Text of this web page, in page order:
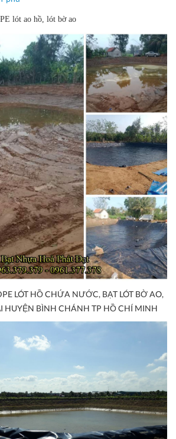
lót ao hồ, lót bờ ao
LÓT HỒ CHỨA NƯỚC, BẠT LÓT BỜ AO,
HUYỆN BÌNH CHÁNH TP HỒ CHÍ MINH